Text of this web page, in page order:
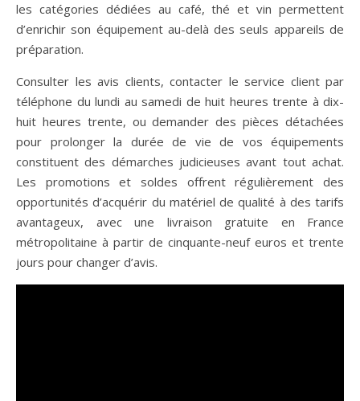
les catégories dédiées au café, thé et vin permettent
d’enrichir son équipement au-delà des seuls appareils de
préparation.
Consulter les avis clients, contacter le service client par
téléphone du lundi au samedi de huit heures trente à dix-
huit heures trente, ou demander des pièces détachées
pour prolonger la durée de vie de vos équipements
constituent des démarches judicieuses avant tout achat.
Les promotions et soldes offrent régulièrement des
opportunités d’acquérir du matériel de qualité à des tarifs
avantageux, avec une livraison gratuite en France
métropolitaine à partir de cinquante-neuf euros et trente
jours pour changer d’avis.